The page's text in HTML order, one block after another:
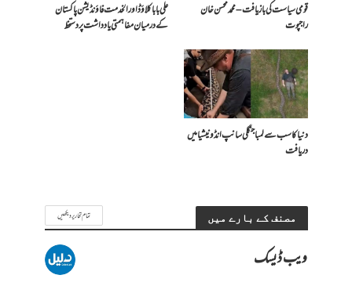
قومی سیاست کی بازیافت – محمد محسن خان
راجپوت
علی بابا کلاؤڈ اور الخدمت فاؤنڈیشن پاکستان
کے درمیان مفاہمتی یادداشت پر دستخط
دنیا کا سب سے لمبا جنگلی سانپ انڈونیشیا میں
دریافت
مصنف کے بارے میں تمام تحاریر دیکھیں
ویب ڈیسک